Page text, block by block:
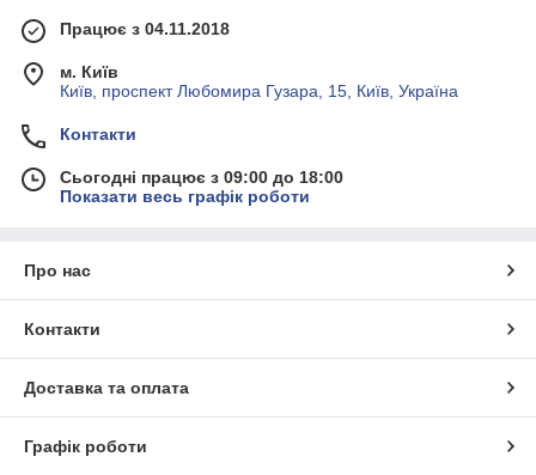
Працює з 04.11.2018
м. Київ
Київ, проспект Любомира Гузара, 15, Київ, Україна
Контакти
Сьогодні працює з 09:00 до 18:00
Показати весь графік роботи
Про нас
Контакти
Доставка та оплата
Графік роботи